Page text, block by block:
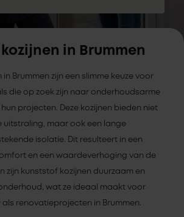
in Brummen
in Brummen zijn een slimme keuze voor
die op zoek zijn naar onderhoudsarme
projecten. Deze kozijnen bieden niet
uitstraling, maar ook een lange
isolatie. Dit resulteert in een
en een waardeverhoging van de
zijn kunststof kozijnen duurzaam en
wat ze ideaal maakt voor
renovatieprojecten in Brummen.